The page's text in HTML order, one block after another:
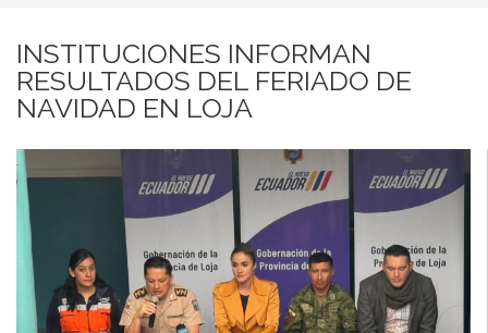
INSTITUCIONES INFORMAN
RESULTADOS DEL FERIADO DE
NAVIDAD EN LOJA